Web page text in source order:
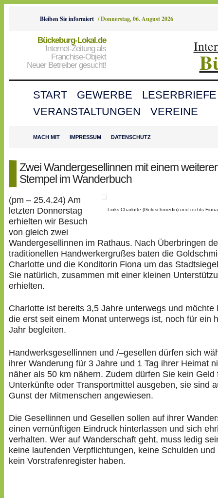
Bleiben Sie informiert /Donnerstag, 06. August 2026
Bückeburg-Lokal.de
Internet-Zeitung als
Franchise-Objekt
Neuer Betreiber gesucht!
START GEWERBE
LESERBRIEFE
VERANSTALTUNGEN
VEREINE
MACH MIT IMPRESSUM DATENSCHUTZ
Zwei Wandergesellinnen mit einem
Stempel im Wanderbuch
Links Charlotte (Goldschmiedin) und rechts
(pm – 25.4.24) Am
letzten Donnerstag
erhielten wir Besuch
von gleich zwei
Wandergesellinnen im Rathaus. Nach Überbringen
traditionellen Handwerkergrußes baten die
Charlotte und die Konditorin Fiona um das
Sie natürlich, zusammen mit einer kleinen
erhielten.
Charlotte ist bereits 3,5 Jahre unterwegs und möchte
die erst seit einem Monat unterwegs ist, noch für ein
Jahr begleiten.
Handwerksgesellinnen und /–gesellen dürfen sich
ihrer Wanderung für 3 Jahre und 1 Tag ihrer Heimat
näher als 50 km nähern. Zudem dürfen Sie kein Geld
Unterkünfte oder Transportmittel ausgeben, sie sind
Gunst der Mitmenschen angewiesen.
Die Gesellinnen und Gesellen sollen auf ihrer
einen vernünftigen Eindruck hinterlassen und sich
verhalten. Wer auf Wanderschaft geht, muss ledig
keine laufenden Verpflichtungen, keine Schulden und
kein Vorstrafenregister haben.